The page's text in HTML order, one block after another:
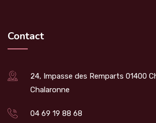
Contact
24, Impasse des Remparts 01400
Chalaronne
04 69 19 88 68